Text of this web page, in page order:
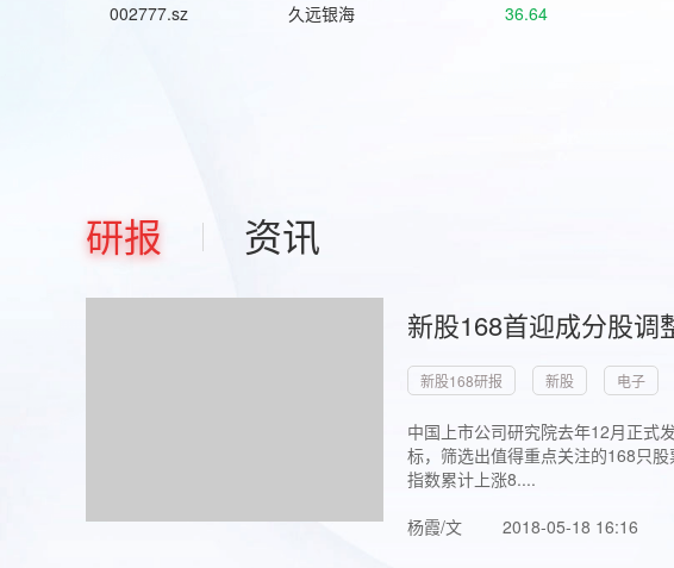
002777.sz 久远银海 36.64
研报 资讯
新股168首迎成分股调
新股168研报 新股 电子
中国上市公司研究院去年12月正式
标，筛选出值得重点关注的168只
指数累计上涨8....
杨霞/文
2018-05-18 16:16